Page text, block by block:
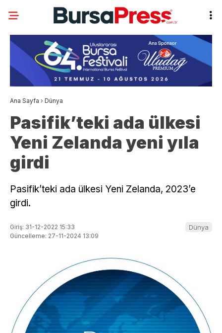
Ana Sayfa › Dünya
Pasifik’teki ada ülkesi
Yeni Zelanda yeni yıla
girdi
Pasifik’teki ada ülkesi Yeni Zelanda, 2023’e
girdi.
Giriş: 31-12-2022 15:33
Güncelleme: 27-11-2024 13:09
Dünya